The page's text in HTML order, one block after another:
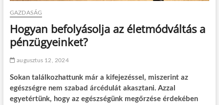
GAZDASÁG
Hogyan befolyásolja az életmódváltás a
pénzügyeinket?
augusztus 12, 2024
Sokan találkozhattunk már a kifejezéssel, miszerint az
egészségre nem szabad árcédulát akasztani. Azzal
egyetértünk, hogy az egészségünk megőrzése érdekében